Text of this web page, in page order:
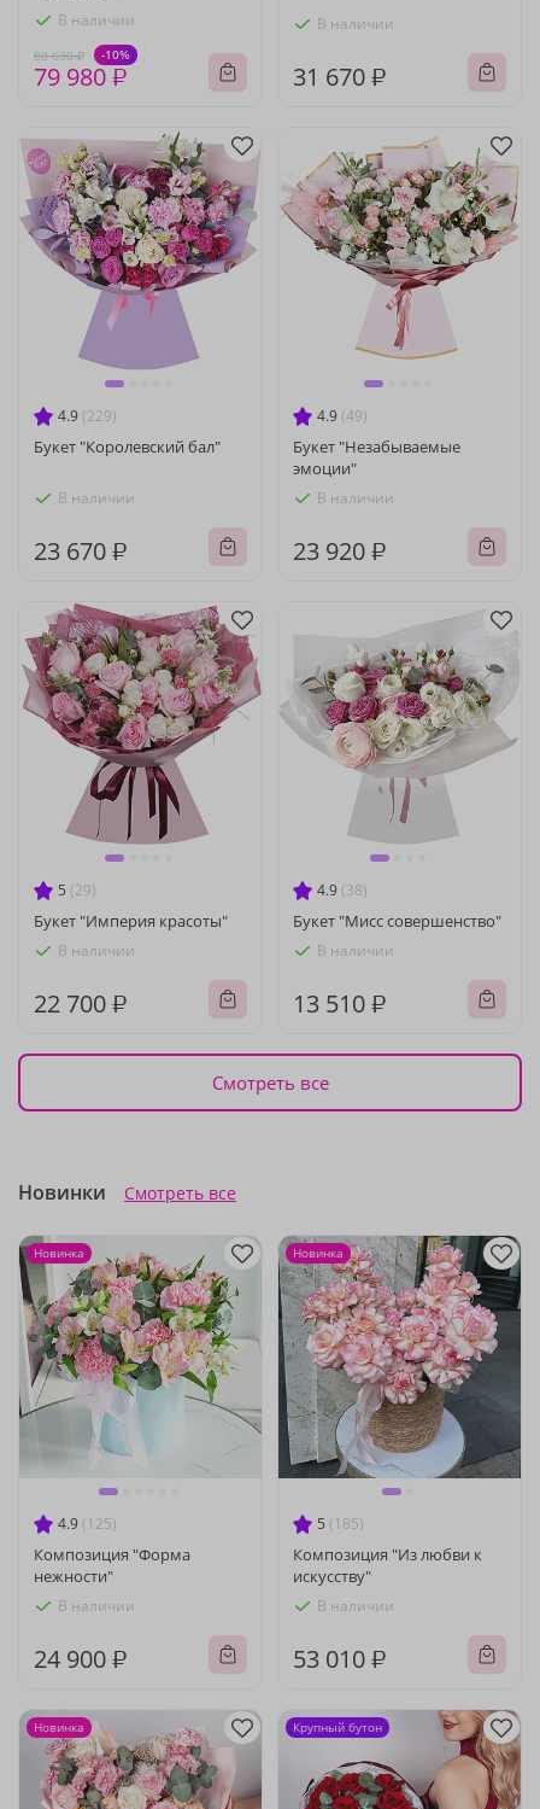
В наличии
88 630 ₽ -10%
79 980 ₽
В наличии
31 670 ₽
4.9 (229)
Букет "Королевский бал"
В наличии
23 670 ₽
4.9 (49)
Букет "Незабываемые
эмоции"
В наличии
23 920 ₽
5 (29)
Букет "Империя красоты"
В наличии
22 700 ₽
4.9 (38)
Букет "Мисс совершенство"
В наличии
13 510 ₽
Смотреть все
Новинки Смотреть все
4.9 (125)
Композиция "Форма
нежности"
В наличии
24 900 ₽
Новинка
5 (185)
Композиция "Из любви к
искусству"
В наличии
53 010 ₽
Новинка
Новинка Крупный бутон